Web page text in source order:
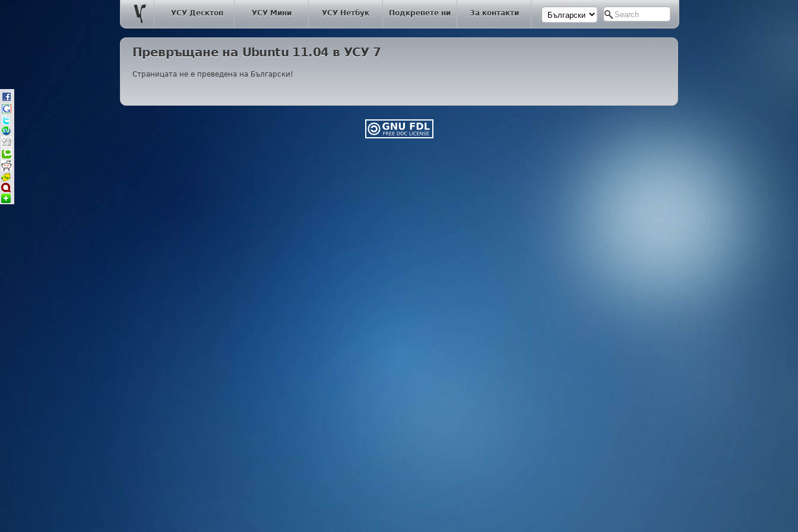
УСУ Десктоп УСУ Мини УСУ Нетбук Подкрепете ни За контакти
Превръщане на Ubuntu 11.04 в УСУ 7
Страницата не е преведена на Български!